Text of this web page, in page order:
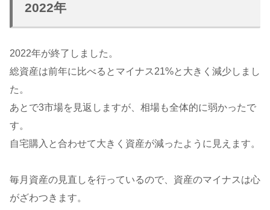
2022年
2022年が終了しました。
総資産は前年に比べるとマイナス21%と大きく減少しまし
た。
あとで3市場を見返しますが、相場も全体的に弱かったで
す。
自宅購入と合わせて大きく資産が減ったように見えます。
毎月資産の見直しを行っているので、資産のマイナスは心
がざわつきます。